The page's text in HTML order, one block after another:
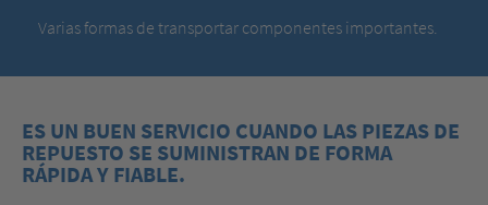
Varias formas de transportar componentes importantes.
ES UN BUEN SERVICIO CUANDO LAS PIEZAS DE
REPUESTO SE SUMINISTRAN DE FORMA
RÁPIDA Y FIABLE.